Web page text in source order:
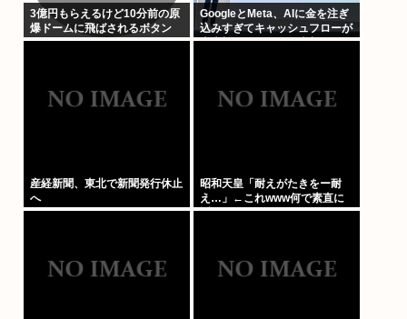
3億円もらえるけど10分前の原
爆ドームに飛ばされるボタン
GoogleとMeta、AIに金を注ぎ
込みすぎてキャッシュフローが
史上初のマイナス。売却か保有
産経新聞、東北で新聞発行休止
へ
昭和天皇「耐えがたきをー耐
え…」←これwww何で素直に
謝れねーの？？！？